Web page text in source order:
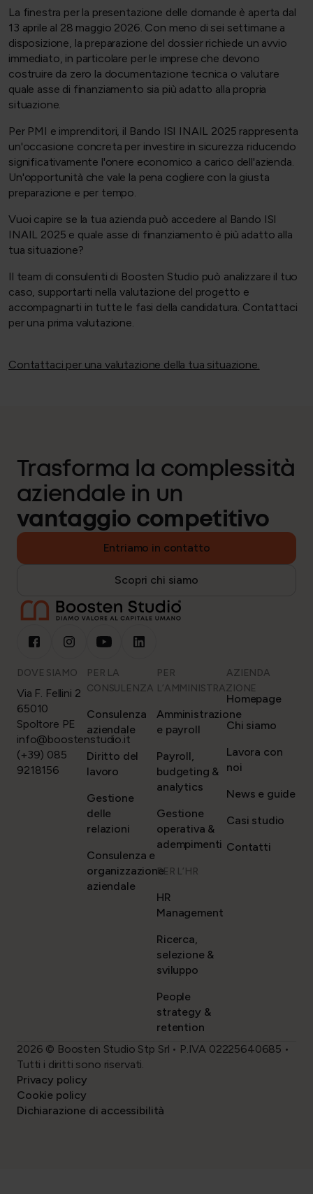
La finestra per la presentazione delle domande è aperta dal
13 aprile al 28 maggio 2026. Con meno di sei settimane a
disposizione, la preparazione del dossier richiede un avvio
immediato, in particolare per le imprese che devono
costruire da zero la documentazione tecnica o valutare
quale asse di finanziamento sia più adatto alla propria
situazione.
Per PMI e imprenditori, il Bando ISI INAIL 2025 rappresenta
un'occasione concreta per investire in sicurezza riducendo
significativamente l'onere economico a carico dell'azienda.
Un'opportunità che vale la pena cogliere con la giusta
preparazione e per tempo.
Vuoi capire se la tua azienda può accedere al Bando ISI
INAIL 2025 e quale asse di finanziamento è più adatto alla
tua situazione?
Il team di consulenti di Boosten Studio può analizzare il tuo
caso, supportarti nella valutazione del progetto e
accompagnarti in tutte le fasi della candidatura. Contattaci
per una prima valutazione.
Contattaci per una valutazione della tua situazione.
Trasforma la complessità
aziendale in un
vantaggio competitivo
Entriamo in contatto
Scopri chi siamo
DOVE SIAMO
Via F. Fellini 2
65010
Spoltore PE
info@boostenstudio.it
(+39) 085
9218156
PER LA
CONSULENZA
Consulenza
aziendale
Diritto del
lavoro
Gestione
delle
relazioni
Consulenza e
organizzazione
aziendale
PER
L’AMMINISTRAZIONE
Amministrazione
e payroll
Payroll,
budgeting &
analytics
Gestione
operativa &
adempimenti
PER L’HR
HR
Management
Ricerca,
selezione &
sviluppo
People
strategy &
retention
AZIENDA
Homepage
Chi siamo
Lavora con
noi
News e guide
Casi studio
Contatti
2026 © Boosten Studio Stp Srl • P.IVA 02225640685 •
Tutti i diritti sono riservati.
Privacy policy
Cookie policy
Dichiarazione di accessibilità